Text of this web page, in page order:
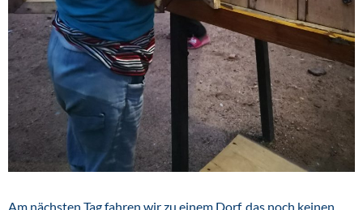
Am nächsten Tag fahren wir zu einem Dorf, das noch keinen